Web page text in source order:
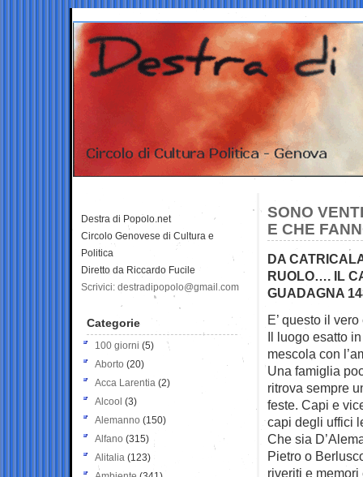
SONO
E CHE
DA
RUOLO…. IL
GUADAGNA
E’ questo il
Il luogo esatto
mescola con
Una famiglia
ritrova sempre
feste. Capi e
capi degli uffici
Che sia
Pietro o
riveriti e
Destra di Popolo.net
Circolo Genovese di Cultura e
Politica
Diretto da Riccardo Fucile
Scrivici: destradipopolo@gmail.com
Categorie
100 giorni (5)
Aborto (20)
Acca Larentia (2)
Alcool (3)
Alemanno (150)
Alfano (315)
Alitalia (123)